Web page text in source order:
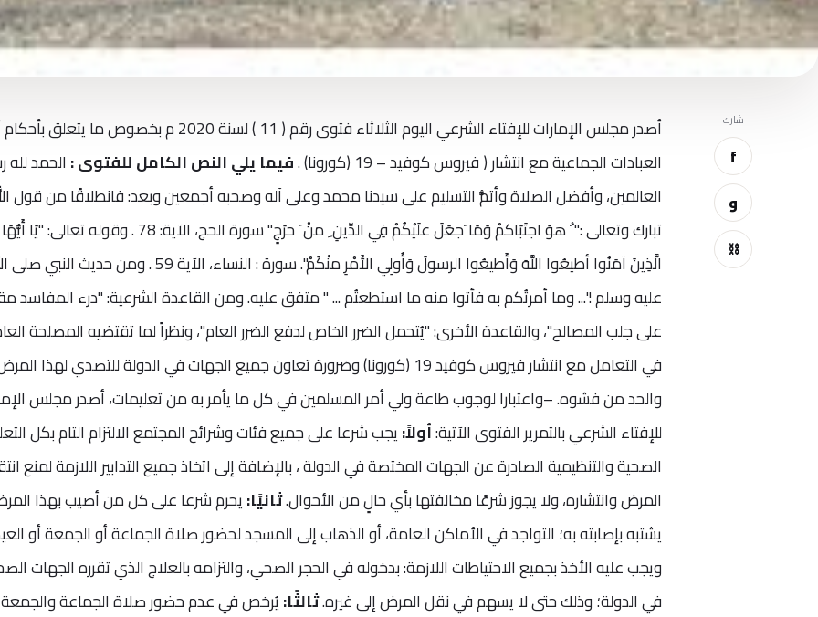
شارك
f
و
⛓
أصدر مجلس الإمارات للإفتاء الشرعي اليوم الثلاثاء فتوى رقم ( 11 ) لسنة 2020 م بخصوص ما
العبادات الجماعية مع انتشار ( فيروس كوفيد – 19 (كورونا) .
فيما يلي النص الكامل للفتوى : الحمد لله
العالمين، وأفضل الصلاة وأتمُّ التسليم على سيدنا محمد وعلى آله وصحبه أجمعين وبعد: فانطلاقًا من قول
تبارك وتعالى :" ُ هوَ اجتَبَاكمْ وَمَا َجعَلَ علَيْكُمْ فِي الدِّينِ ِ منْ َ حرَجٍ" سورة الحج، الآية: 78 . وقوله تعالى: "يَا أَيُّهَا
الَّذِينَ آمَنُوا أطيعُوا اللَّهَ وَأَطيعُوا الرسولَ وَأُولِي الأَمْرِ منْكُمْ". سورة : النساء، الآية 59 . ومن حديث
عليه وسلم :"... وما أمرتُكم به فأتوا منه ما استطعتُم ... " متفق عليه. ومن القاعدة الشرعية: "درء المفاسد
على جلب المصالح"، والقاعدة الأخرى: "يُتحمل الضرر الخاص لدفع الضرر العام"، ونظراً لما تقتضيه المصلحة
في التعامل مع انتشار فيروس كوفيد 19 (كورونا) وضرورة تعاون جميع الجهات في الدولة للتصدي لهذا
والحد من فشوه. –واعتبارا لوجوب طاعة ولي أمر المسلمين في كل ما يأمر به من تعليمات، أصدر مجلس
للإفتاء الشرعي بالتمرير الفتوى الآتية:أولاً:يجب شرعا على جميع فئات وشرائح المجتمع الالتزام التام بكل
الصحية والتنظيمية الصادرة عن الجهات المختصة في الدولة ، بالإضافة إلى اتخاذ جميع التدابير اللازمة لمنع
المرض وانتشاره، ولا يجوز شرعًا مخالفتها بأي حالٍ من الأحوال.ثانيًا:يحرم شرعا على كل من أصيب بهذا
يشتبه بإصابته به؛ التواجد في الأماكن العامة، أو الذهاب إلى المسجد لحضور صلاة الجماعة أو الجمعة أو
ويجب عليه الأخذ بجميع الاحتياطات اللازمة: بدخوله في الحجر الصحي، والتزامه بالعلاج الذي تقرره الجهات
في الدولة؛ وذلك حتى لا يسهم في نقل المرض إلى غيره.ثالثًا:يُرخص في عدم حضور صلاة الجماعة والجمعة